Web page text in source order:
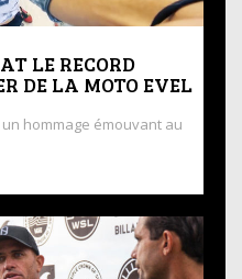
LE RECORD
DE LA MOTO EVEL
hommage émouvant au